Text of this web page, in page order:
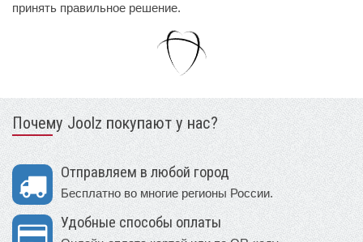
принять правильное решение.
Почему Joolz покупают у нас?
Отправляем в любой город
Бесплатно во многие регионы России.
Удобные способы оплаты